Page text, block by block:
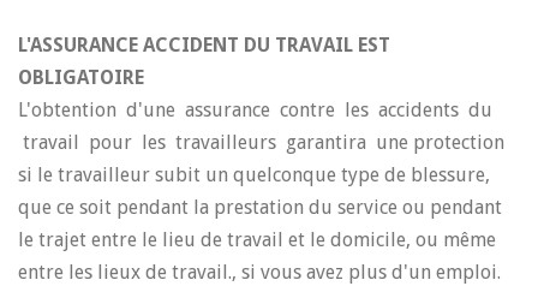
L'ASSURANCE ACCIDENT DU TRAVAIL EST
OBLIGATOIRE
L'obtention d'une assurance contre les accidents du
travail pour les travailleurs garantira une protection
si le travailleur subit un quelconque type de blessure,
que ce soit pendant la prestation du service ou pendant
le trajet entre le lieu de travail et le domicile, ou même
entre les lieux de travail., si vous avez plus d'un emploi.